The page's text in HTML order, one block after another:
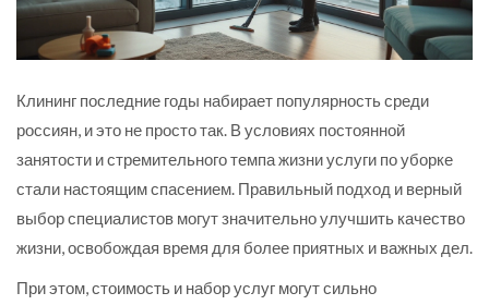
Клининг последние годы набирает популярность среди
россиян, и это не просто так. В условиях постоянной
занятости и стремительного темпа жизни услуги по уборке
стали настоящим спасением. Правильный подход и верный
выбор специалистов могут значительно улучшить качество
жизни, освобождая время для более приятных и важных дел.
При этом, стоимость и набор услуг могут сильно